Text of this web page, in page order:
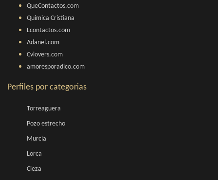
QueContactos.com
Quimica Cristiana
Lcontactos.com
Adanel.com
Cvlovers.com
amoresporadico.com
Perfiles por categorias
Torreaguera
Pozo estrecho
Murcia
Lorca
Cieza